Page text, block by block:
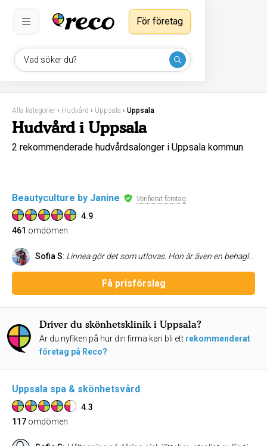
Vad söker du?
För företag
Alla kategorier › Hudvård › Uppsala › Uppsala
Hudvård i Uppsala
2 rekommenderade hudvårdsalonger i Uppsala kommun
Beautyculture by Janine Verifierat företag
4.9
461 omdömen
Sofia S: Linnea gör det som utlovas. Hon är även en behaglig person.
Få prisförslag
Driver du skönhetsklinik i Uppsala?
Är du nyfiken på hur din firma kan bli ett rekommenderat
företag på Reco?
Uppsala spa & skönhetsvård
4.3
117 omdömen